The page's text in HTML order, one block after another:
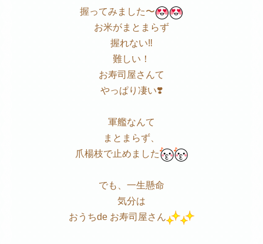
握ってみました〜
お米がまとまらず
握れない‼️
難しい！
お寿司屋さんて
やっぱり凄い❣️
軍艦なんて
まとまらず、
爪楊枝で止めました
でも、一生懸命
気分は
おうちde お寿司屋さん